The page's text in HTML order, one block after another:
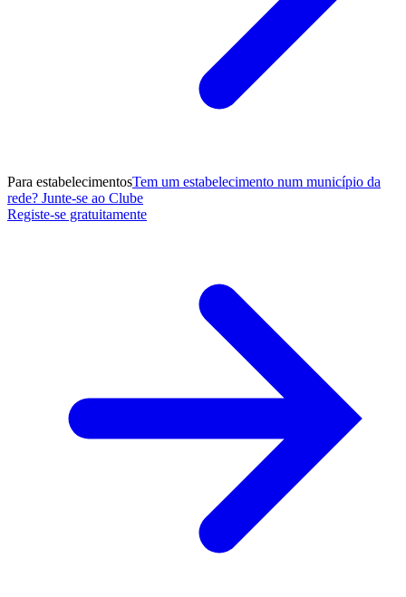
Para estabelecimentosTem um estabelecimento num município da
rede? Junte-se ao Clube
Registe-se gratuitamente